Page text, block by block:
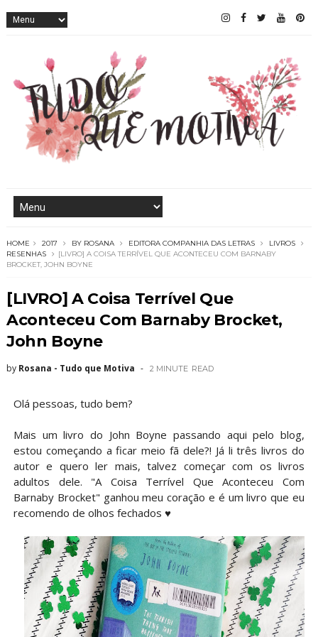
HOME 2017 BY ROSANA EDITORA COMPANHIA DAS LETRAS
LIVROS
RESENHAS
[LIVRO] A COISA TERRÍVEL QUE ACONTECEU COM BARNABY
BROCKET, JOHN BOYNE
[LIVRO] A Coisa Terrível Que
Aconteceu Com Barnaby Brocket,
John Boyne
by Rosana - Tudo que Motiva 2 MINUTE READ
Olá pessoas, tudo bem?
Mais um livro do John Boyne passando aqui pelo blog,
estou começando a ficar meio fã dele?! Já li três livros do
autor e quero ler mais, talvez começar com os livros
adultos dele. "A Coisa Terrível Que Aconteceu Com
Barnaby Brocket" ganhou meu coração e é um livro que eu
recomendo de olhos fechados ♥